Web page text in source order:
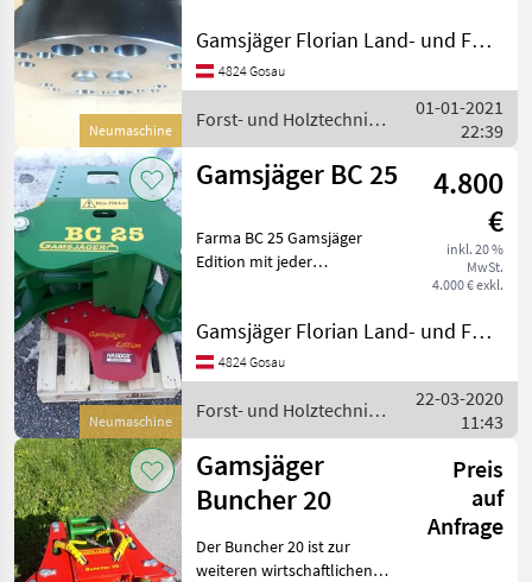
Neumaschine
von einem Fällkopf,
Holzzange,
Baggersortierzange uvm.
Traglast dynamisch:
Gamsjäger Florian Land- und Forsttechnik
4824 Gosau
Forst- und Holztechnik /
Gamsjäger
01-01-2021
22:39
Neumaschine
Gamsjäger BC 25
4.800
€
inkl. 20 %
MwSt.
4.000 € exkl.
Farma BC 25 Gamsjäger
Edition mit jeder
Wahl bzw. Fertigung!
LAGERND! Bitte anrufen
unter - , Versand bzw.
Lieferung gerne un
Gamsjäger Florian Land- und Forsttechnik
4824 Gosau
Forst- und Holztechnik /
Gamsjäger
22-03-2020
11:43
Gamsjäger
Buncher 20
Preis
auf
Anfrage
Der Buncher 20 ist zur
weiteren wirtschaftlichen